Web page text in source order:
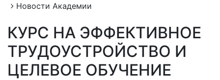
Новости Академии
КУРС НА ЭФФЕКТИВНОЕ
ТРУДОУСТРОЙСТВО И
ЦЕЛЕВОЕ ОБУЧЕНИЕ